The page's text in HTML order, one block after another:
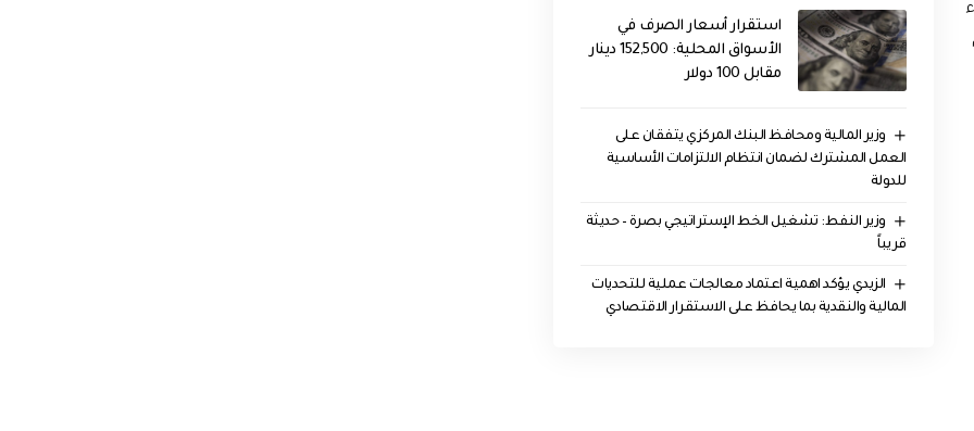
استقرار أسعار الصرف في
الأسواق المحلية: 152,500 دينار
مقابل 100 دولار
وزير المالية ومحافظ البنك المركزي يتفقان على
العمل المشترك لضمان انتظام الالتزامات الأساسية
للدولة
وزير النفط: تشغيل الخط الإستراتيجي بصرة – حديثة
قريباً
الزيدي يؤكد اهمية اعتماد معالجات عملية للتحديات
المالية والنقدية بما يحافظ على الاستقرار الاقتصادي